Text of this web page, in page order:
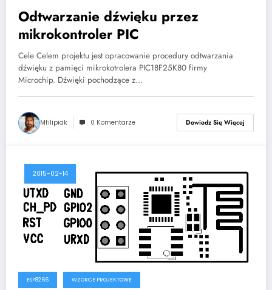
Odtwarzanie dźwięku przez
mikrokontroler PIC
Cele Celem projektu jest opracowanie procedury odtwarzania
dźwięku z pamięci mikrokotrolera PIC18F25K80 firmy
Microchip. Dźwięki pochodzące z…
Mfilipiak 0 Komentarze Dowiedz Się Więcej
2015-02-14
ESP8266 WZORCE PROJEKTOWE